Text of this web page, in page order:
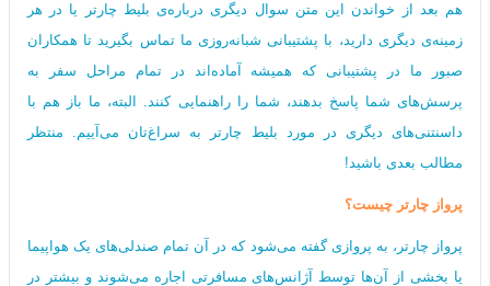
هم بعد از خواندن این متن سوال دیگری درباره‌ی بلیط چارتر یا در هر
زمینه‌ی دیگری دارید، با پشتیبانی شبانه‌روزی ما تماس بگیرید تا همکاران
صبور ما در پشتیبانی که همیشه آماده‌اند در تمام مراحل سفر به
پرسش‌های شما پاسخ بدهند، شما را راهنمایی کنند. البته، ما باز هم با
داسنتنی‌های دیگری در مورد بلیط چارتر به سراغ‌تان می‌آییم. منتظر
مطالب بعدی باشید!
پرواز چارتر چیست؟
پرواز چارتر، به پروازی گفته می‌شود که در آن تمام صندلی‌های یک هواپیما
یا بخشی از آن‌ها توسط آژانس‌های مسافرتی اجاره می‌شوند و بیشتر در